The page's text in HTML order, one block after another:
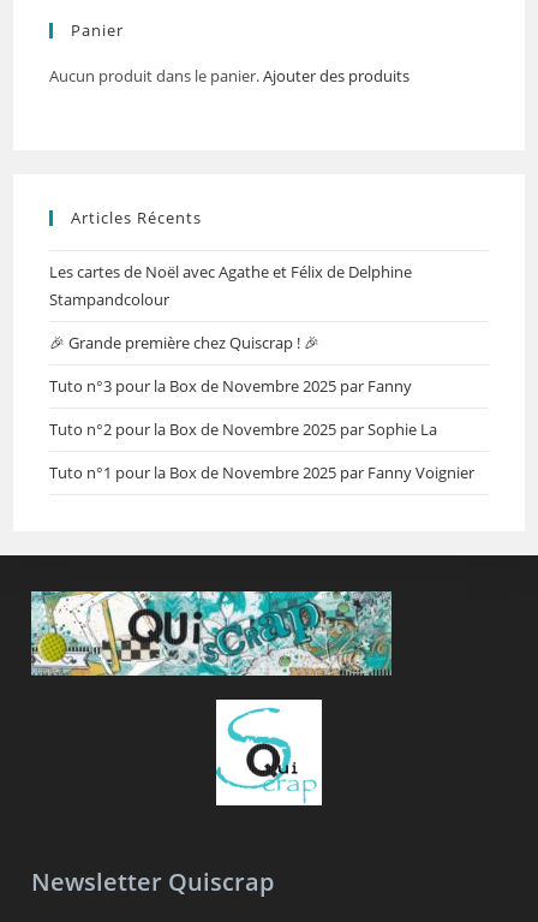
Panier
Aucun produit dans le panier.Ajouter des produits
Articles Récents
Les cartes de Noël avec Agathe et Félix de Delphine
Stampandcolour
🎉 Grande première chez Quiscrap ! 🎉
Tuto n°3 pour la Box de Novembre 2025 par Fanny
Tuto n°2 pour la Box de Novembre 2025 par Sophie La
Tuto n°1 pour la Box de Novembre 2025 par Fanny Voignier
Newsletter Quiscrap